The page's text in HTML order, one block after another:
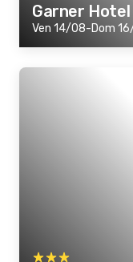
Garner Hotel
Ven 14/08-Dom